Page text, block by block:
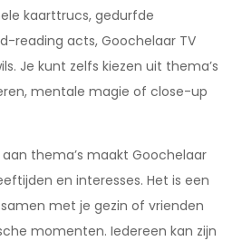
kaarttrucs, gedurfde
reading acts, Goochelaar TV
Je kunt zelfs kiezen uit thema’s
mentale magie of close-up
thema’s maakt Goochelaar
en interesses. Het is een
met je gezin of vrienden
momenten. Iedereen kan zijn